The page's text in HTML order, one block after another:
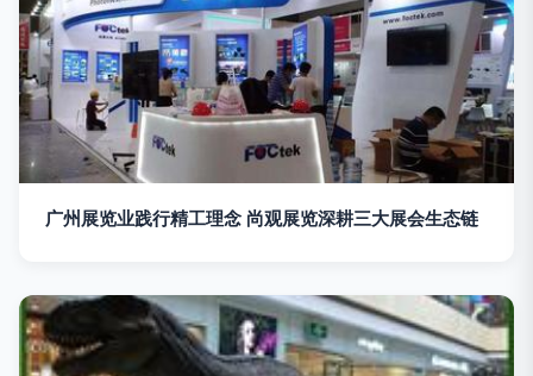
广州展览业践行精工理念 尚观展览深耕三大展会生态链